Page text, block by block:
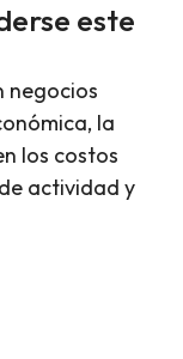
este
negocios
la
los costos
actividad y